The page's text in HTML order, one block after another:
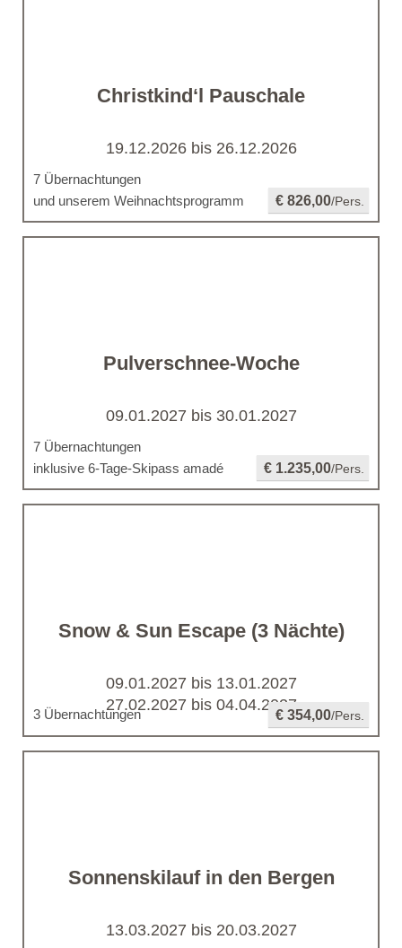
Christkind‘l Pauschale
19.12.2026 bis 26.12.2026
7 Übernachtungen
und unserem Weihnachtsprogramm
€ 826,00/Pers.
Pulverschnee-Woche
09.01.2027 bis 30.01.2027
7 Übernachtungen
inklusive 6-Tage-Skipass amadé
€ 1.235,00/Pers.
Snow & Sun Escape (3 Nächte)
09.01.2027 bis 13.01.2027
27.02.2027 bis 04.04.2027
3 Übernachtungen € 354,00/Pers.
Sonnenskilauf in den Bergen
13.03.2027 bis 20.03.2027